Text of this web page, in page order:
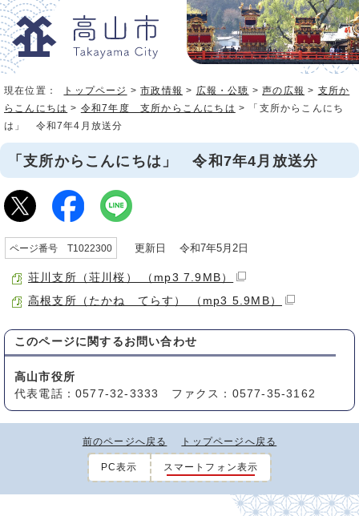
現在位置： トップページ >市政情報 > 広報・公聴 >声の広報 > 支所か
らこんにちは > 令和7年度 支所からこんにちは > 「支所からこんにち
は」 令和7年4月放送分
「支所からこんにちは」 令和7年4月放送分
ページ番号 T1022300 更新日 令和7年5月2日
荘川支所（荘川桜） （mp3 7.9MB）
高根支所（たかね てらす） （mp3 5.9MB）
このページに関する お問い合わせ
高山市役所
代表電話：0577-32-3333 ファクス：0577-35-3162
前のページへ戻る トップページへ戻る
PC表示 スマートフォン表示